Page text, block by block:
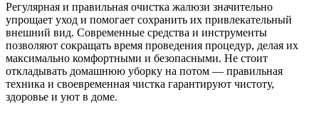
Регулярная и правильная очистка жалюзи значительно
упрощает уход и помогает сохранить их привлекательный
внешний вид. Современные средства и инструменты
позволяют сокращать время проведения процедур, делая их
максимально комфортными и безопасными. Не стоит
откладывать домашнюю уборку на потом — правильная
техника и своевременная чистка гарантируют чистоту,
здоровье и уют в доме.